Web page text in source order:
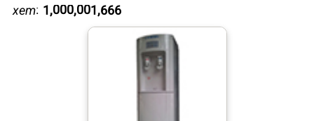
xem: 1,000,001,666